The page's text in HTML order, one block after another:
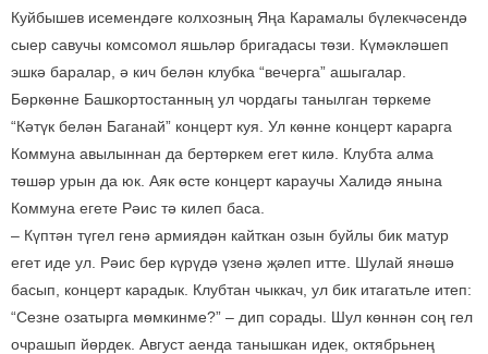
Куйбышев исемендәге колхозның Яңа Карамалы бүлекчәсендә
сыер савучы комсомол яшьләр бригадасы төзи. Күмәкләшеп
эшкә баралар, ә кич белән клубка “вечерга” ашыгалар.
Бөркөнне Башкортостанның ул чордагы танылган төркеме
“Кәтүк белән Баганай” концерт куя. Ул көнне концерт карарга
Коммуна авылыннан да бертөркем егет килә. Клубта алма
төшәр урын да юк. Аяк өсте концерт караучы Халидә янына
Коммуна егете Рәис тә килеп баса.
– Күптән түгел генә армиядән кайткан озын буйлы бик матур
егет иде ул. Рәис бер күрүдә үзенә җәлеп итте. Шулай янәшә
басып, концерт карадык. Клубтан чыккач, ул бик итагатьле итеп:
“Сезне озатырга мөмкинме?” – дип сорады. Шул көннән соң гел
очрашып йөрдек. Август аенда танышкан идек, октябрьнең